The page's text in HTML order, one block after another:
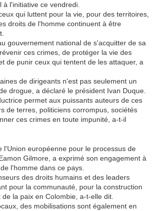
l'initiative ce vendredi.
qui luttent pour la vie, pour des territoires,
droits de l'homme continuent à être
gouvernement national de s'acquitter de sa
ces crimes, de protéger la vie des
de punir ceux qui tentent de les attaquer, a
de dirigeants n'est pas seulement un
drogue, a déclaré le président Ivan Duque.
permet aux puissants auteurs de ces
de terres, politiciens corrompus, sociétés
ces crimes en toute impunité, a-t-il
l'Union européenne pour le processus de
Gilmore, a exprimé son engagement à
l'homme dans ce pays.
des droits humains et des leaders
pour la communauté, pour la construction
la paix en Colombie, a-t-elle dit.
des mobilisations sont également en